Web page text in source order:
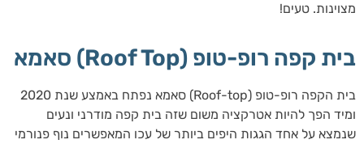
מצוינות. טעים!
בית קפה רופ-טופ (Roof Top) סאמא
בית הקפה רופ-טופ (Roof-top) סאמא נפתח באמצע שנת 2020
ומיד הפך להיות אטרקציה משום שזה בית קפה מודרני ונעים
שנמצא על אחד הגגות היפים ביותר של עכו המאפשרים נוף פנורמי